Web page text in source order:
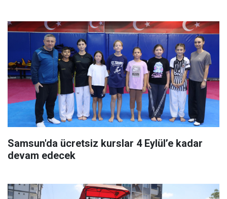
Samsun'da ücretsiz kurslar 4 Eylül’e kadar
devam edecek